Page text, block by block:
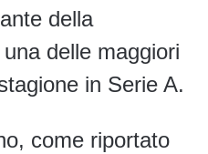
della
delle maggiori
in Serie A.
come riportato